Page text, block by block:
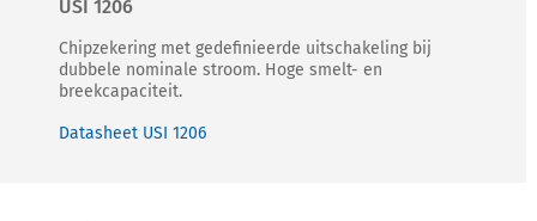
USI 1206
Chipzekering met gedefinieerde uitschakeling bij
dubbele nominale stroom. Hoge smelt- en
breekcapaciteit.
Datasheet USI 1206